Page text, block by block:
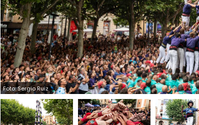
Foto: Sergio Ruiz